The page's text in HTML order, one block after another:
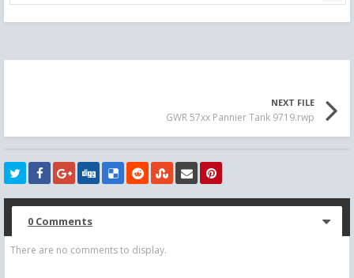
NEXT FILE
GWR 57xx Pannier Tank 9719.rwp
0 Comments
There are no comments to display.